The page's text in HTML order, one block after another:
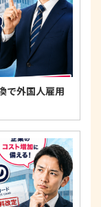
で外国人雇用